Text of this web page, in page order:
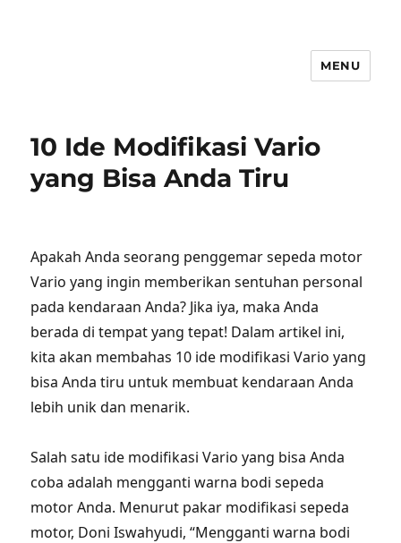
MENU
10 Ide Modifikasi Vario
yang Bisa Anda Tiru
Apakah Anda seorang penggemar sepeda motor
Vario yang ingin memberikan sentuhan personal
pada kendaraan Anda? Jika iya, maka Anda
berada di tempat yang tepat! Dalam artikel ini,
kita akan membahas 10 ide modifikasi Vario yang
bisa Anda tiru untuk membuat kendaraan Anda
lebih unik dan menarik.
Salah satu ide modifikasi Vario yang bisa Anda
coba adalah mengganti warna bodi sepeda
motor Anda. Menurut pakar modifikasi sepeda
motor, Doni Iswahyudi, “Mengganti warna bodi